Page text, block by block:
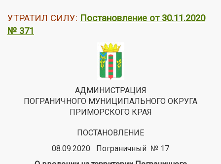
УТРАТИЛ СИЛУ: Постановление от 30.11.2020
№ 371
АДМИНИСТРАЦИЯ
ПОГРАНИЧНОГО МУНИЦИПАЛЬНОГО ОКРУГА
ПРИМОРСКОГО КРАЯ
ПОСТАНОВЛЕНИЕ
08.09.2020 Пограничный № 17